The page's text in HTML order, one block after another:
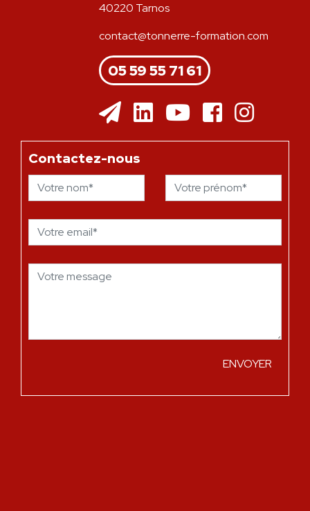
40220 Tarnos
contact@tonnerre-formation.com
05 59 55 71 61
Contactez-nous